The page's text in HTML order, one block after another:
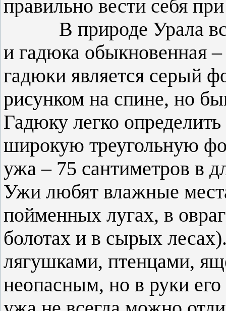
правильно вести себя
В природе Урала
и гадюка обыкновенная
гадюки является серый
рисунком на спине, но
Гадюку легко
широкую треугольную
ужа – 75 сантиметров в
Ужи любят влажные
пойменных лугах, в
болотах и в сырых
лягушками, птенцами,
неопасным, но в руки